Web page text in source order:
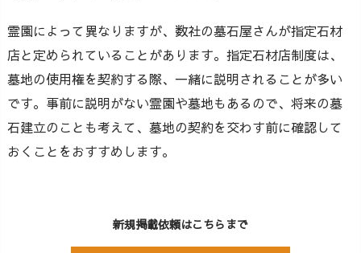
霊園によって異なりますが、数社の墓石屋さんが指定石材
店と定められていることがあります。指定石材店制度は、
墓地の使用権を契約する際、一緒に説明されることが多い
です。事前に説明がない霊園や墓地もあるので、将来の墓
石建立のことも考えて、墓地の契約を交わす前に確認して
おくことをおすすめします。
新規掲載依頼はこちらまで